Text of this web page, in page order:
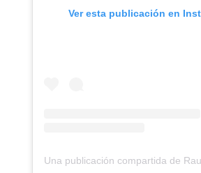
Ver esta publicación en